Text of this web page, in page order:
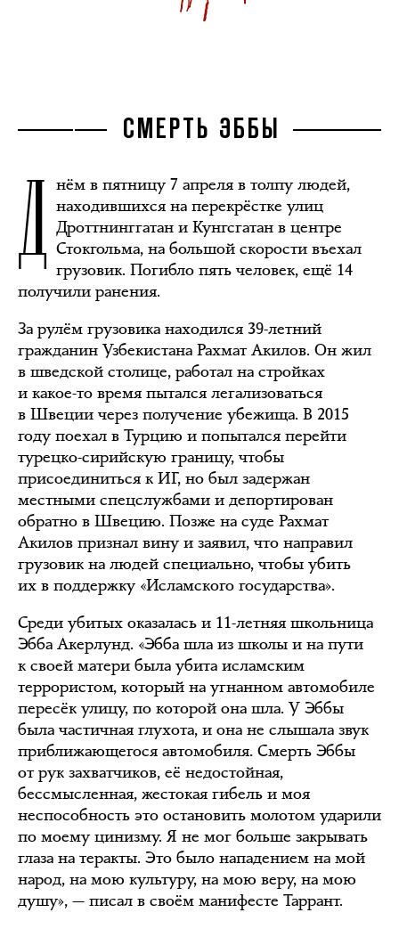
СМЕРТЬ ЭББЫ
Д нём в пятницу 7 апреля в толпу людей,
находившихся на перекрёстке улиц
Дроттнинггатан и Кунгсгатан в центре
Стокгольма, на большой скорости въехал
грузовик. Погибло пять человек, ещё 14
получили ранения.
За рулём грузовика находился 39-летний
гражданин Узбекистана Рахмат Акилов. Он жил
в шведской столице, работал на стройках
и какое-то время пытался легализоваться
в Швеции через получение убежища. В 2015
году поехал в Турцию и попытался перейти
турецко-сирийскую границу, чтобы
присоединиться к ИГ, но был задержан
местными спецслужбами и депортирован
обратно в Швецию. Позже на суде Рахмат
Акилов признал вину и заявил, что направил
грузовик на людей специально, чтобы убить
их в поддержку «Исламского государства».
Среди убитых оказалась и 11-летняя школьница
Эбба Акерлунд. «Эбба шла из школы и на пути
к своей матери была убита исламским
террористом, который на угнанном автомобиле
пересёк улицу, по которой она шла. У Эббы
была частичная глухота, и она не слышала звук
приближающегося автомобиля. Смерть Эббы
от рук захватчиков, её недостойная,
бессмысленная, жестокая гибель и моя
неспособность это остановить молотом ударили
по моему цинизму. Я не мог больше закрывать
глаза на теракты. Это было нападением на мой
народ, на мою культуру, на мою веру, на мою
душу», — писал в своём манифесте Таррант.